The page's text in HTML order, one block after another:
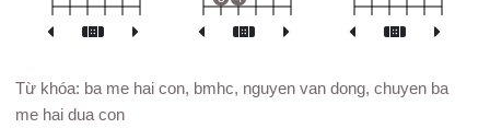
Từ khóa: ba me hai con, bmhc, nguyen van dong, chuyen ba
me hai dua con